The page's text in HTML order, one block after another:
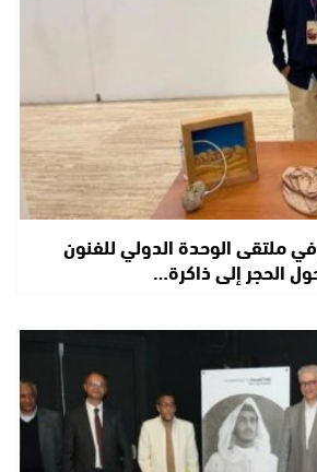
ملتقى الوحدة الدولي للفنون
الحجر إلى ذاكرة…